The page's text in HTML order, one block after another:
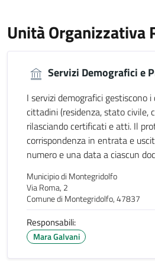
Unità Organizzativa
Servizi Demografici e
I servizi demografici gestiscono
cittadini (residenza, stato civile,
rilasciando certificati e atti. Il
corrispondenza in entrata e
numero e una data a ciascun
Municipio di Montegridolfo
Via Roma, 2
Comune di Montegridolfo, 47837
Responsabili:
Mara Galvani